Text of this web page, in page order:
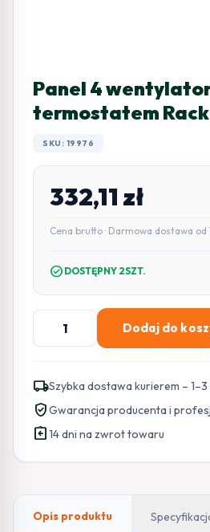
Panel 4
termostatem Rack
SKU: 19976
332,11 zł
Cena brutto · Darmowa dostawa od
check_circle DOSTĘPNY 2SZT.
ilość
wentylatorów
z
termostatem
Rack
Dodaj do
local_shippingSzybka dostawa kurierem –
verified_userGwarancja producenta i
assignment_return14 dni na zwrot towaru
Opis produktu